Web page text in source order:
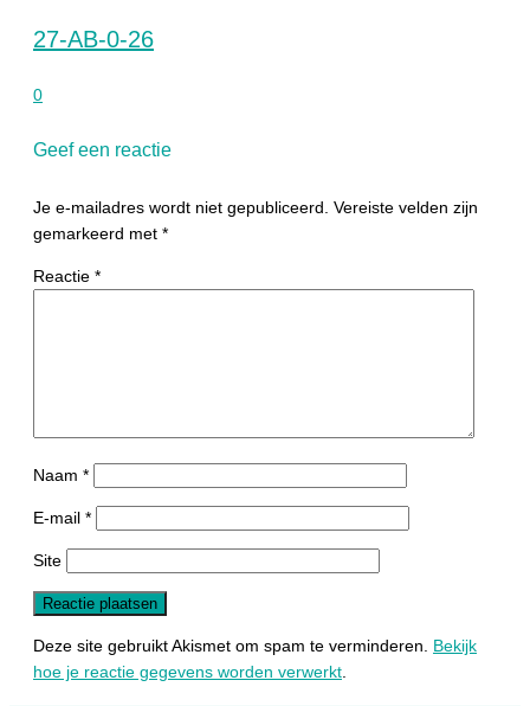
27-AB-0-26
0
Geef een reactie
Je e-mailadres wordt niet gepubliceerd. Vereiste velden zijn
gemarkeerd met *
Reactie *
Naam *
E-mail *
Site
Deze site gebruikt Akismet om spam te verminderen. Bekijk
hoe je reactie gegevens worden verwerkt